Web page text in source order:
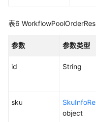
Workflow
表6
参数 参数类型
id String
sku
object